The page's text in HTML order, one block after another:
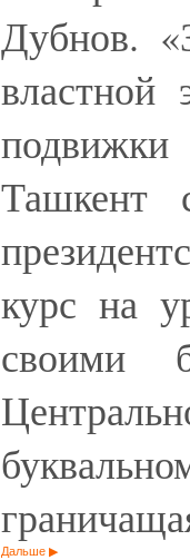
Дубнов.
властной
Ташкент
курс на
своими
Дальше